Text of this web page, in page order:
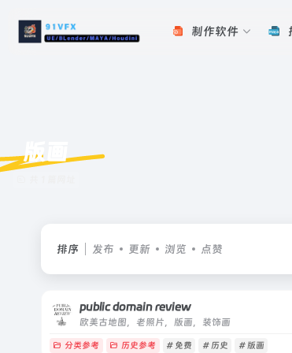
制作软件
版画
排序 发布 更新 浏览 点赞
public domain review
欧美古地图，老照片，版画，装饰画
分类参考 历史参考 # 免费 # 历史 # 版画